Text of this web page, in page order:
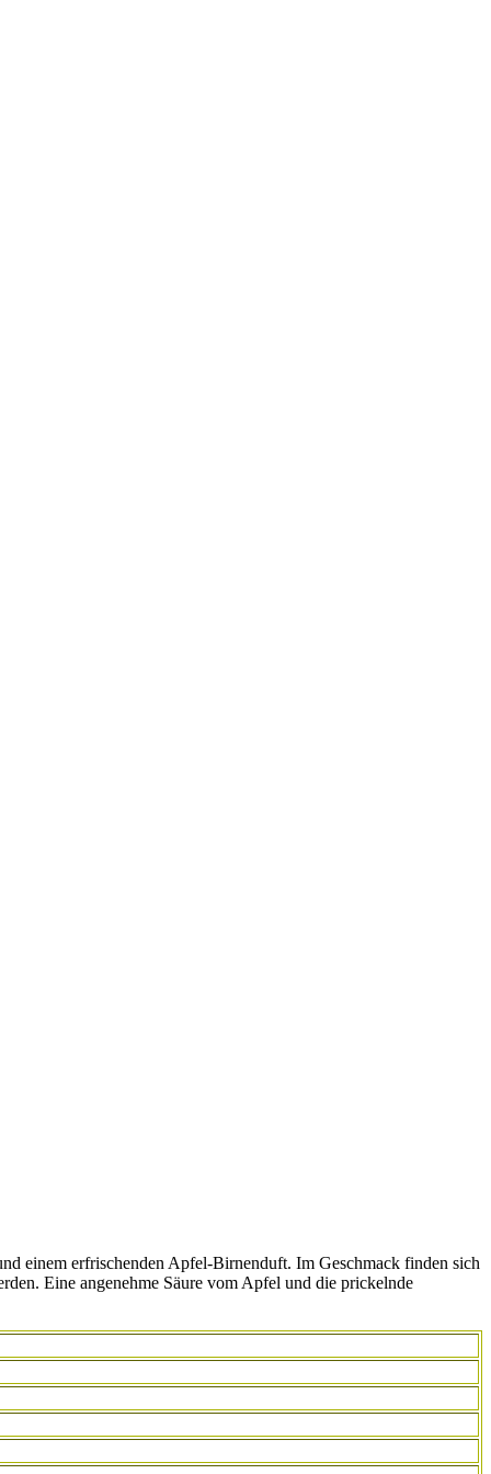
einem erfrischenden Apfel-Birnenduft. Im Geschmack finden sich
Eine angenehme Säure vom Apfel und die prickelnde